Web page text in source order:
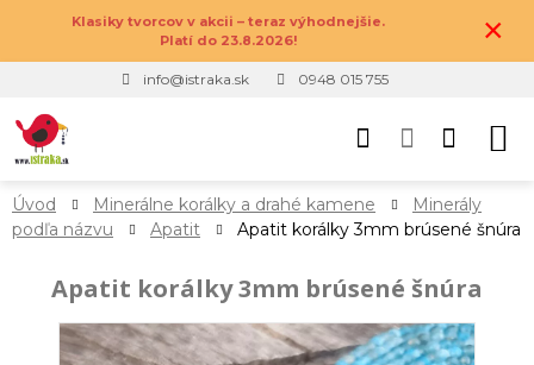
Klasiky tvorcov v akcii – teraz výhodnejšie.
Platí do 23.8.2026!
×
info@istraka.sk 0948 015 755
Úvod Minerálne korálky a drahé kamene
Minerály
podľa názvu
Apatit Apatit korálky 3mm brúsené šnúra
Apatit korálky 3mm brúsené šnúra